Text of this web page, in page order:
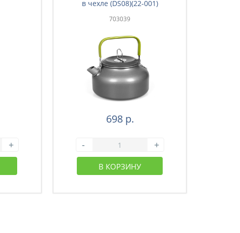
+
в чехле (DS08)(22-001)
703039
698 р.
- +
В КОРЗИНУ